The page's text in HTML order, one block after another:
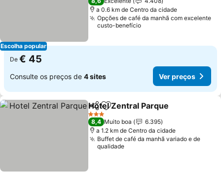
Escolha popular
a 0.6 km de Centro da cidade
Opções de café da manhã com excelente
custo-benefício
De € 45
Consulte os preços de 4 sites Ver preços
PartilharAdicionar aos favoritos
Hotel Zentral Parque
3 Estrelas
8,4 Muito boa
6.395
a 1.2 km de Centro da cidade
Buffet de café da manhã variado e de
qualidade